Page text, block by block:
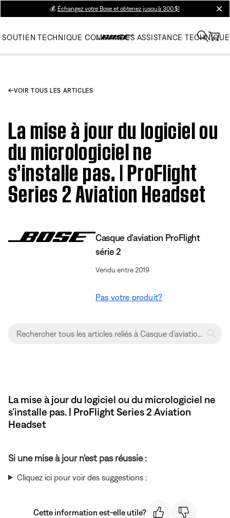
💰 Échangez votre Bose et obtenez jusqu’à 300 $!
SOUTIEN TECHNIQUE COMMANDES ASSISTANCE TECHNIQUE
VOIR TOUS LES ARTICLES
La mise à jour du logiciel ou
du micrologiciel ne
s’installe pas. | ProFlight
Series 2 Aviation Headset
Casque d’aviation ProFlight
série 2
Vendu entre 2019
Pas votre produit?
La mise à jour du logiciel ou du micrologiciel ne
s’installe pas. | ProFlight Series 2 Aviation
Headset
Si une mise à jour n'est pas réussie :
Cliquez ici pour voir des suggestions :
Cette information est-elle utile?